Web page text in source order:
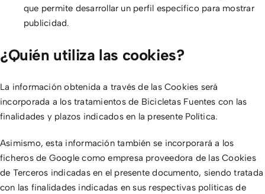
que permite desarrollar un perfil específico para mostrar
publicidad.
¿Quién utiliza las cookies?
La información obtenida a través de las Cookies será
incorporada a los tratamientos de Bicicletas Fuentes con las
finalidades y plazos indicados en la presente Política.
Asimismo, esta información también se incorporará a los
ficheros de Google como empresa proveedora de las Cookies
de Terceros indicadas en el presente documento, siendo tratada
con las finalidades indicadas en sus respectivas políticas de